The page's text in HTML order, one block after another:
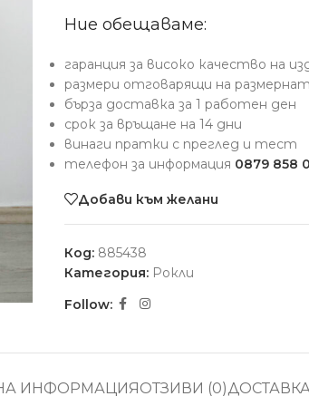
Ние обещаваме:
гаранция за високо качество на
размери отговарящи на
бърза доставка за 1 работен ден
срок за връщане на 14 дни
винаги пратки с преглед и тест
телефон за информация 0879 858
Добави към желани
Код: 885438
Категория: Рокли
Follow:
ИНФОРМАЦИЯОТЗИВИ (0)